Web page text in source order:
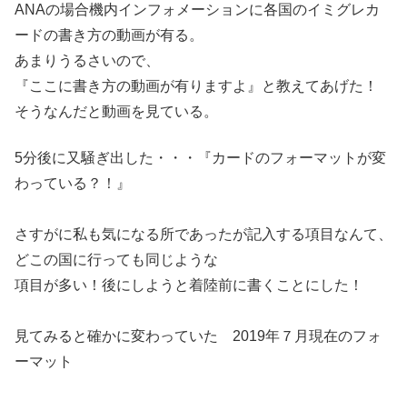
ANAの場合機内インフォメーションに各国のイミグレカ
ードの書き方の動画が有る。
あまりうるさいので、
『ここに書き方の動画が有りますよ』と教えてあげた！
そうなんだと動画を見ている。
5分後に又騒ぎ出した・・・『カードのフォーマットが変
わっている？！』
さすがに私も気になる所であったが記入する項目なんて、
どこの国に行っても同じような
項目が多い！後にしようと着陸前に書くことにした！
見てみると確かに変わっていた 2019年７月現在のフォ
ーマット